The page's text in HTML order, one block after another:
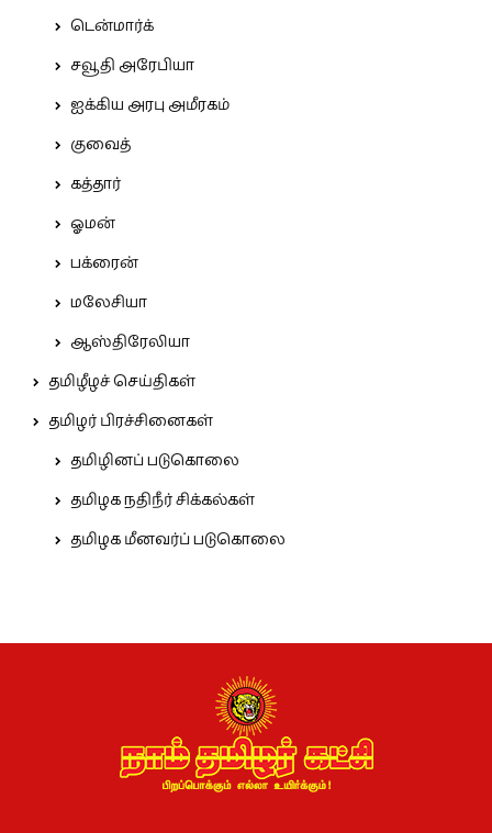
டென்மார்க்
சவூதி அரேபியா
ஐக்கிய அரபு அமீரகம்
குவைத்
கத்தார்
ஓமன்
பக்ரைன்
மலேசியா
ஆஸ்திரேலியா
தமிழீழச் செய்திகள்
தமிழர் பிரச்சினைகள்
தமிழினப் படுகொலை
தமிழக நதிநீர் சிக்கல்கள்
தமிழக மீனவர்ப் படுகொலை